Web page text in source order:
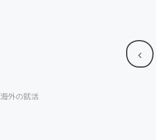
前
海外の就活